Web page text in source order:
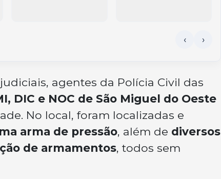
agentes da Polícia Civil das
DIC e NOC de São Miguel do Oeste
No local, foram localizadas e
arma de pressão, além de diversos
de armamentos, todos sem